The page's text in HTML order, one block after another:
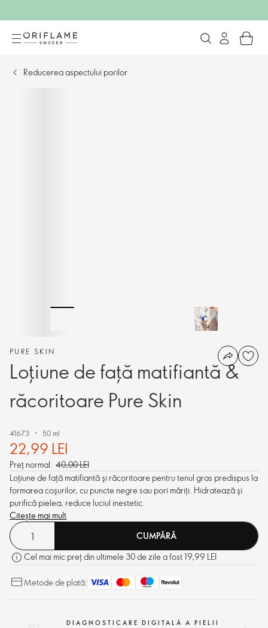
Reducerea aspectului porilor
PURE SKIN
Loţiune de faţă matifiantă &
răcoritoare Pure Skin
41673 50 ml
22,99 LEI
Preț normal: 40,00 LEI
Loţiune de faţă matifiantă şi răcoritoare pentru tenul gras predispus la
formarea coşurilor, cu puncte negre sau pori măriţi. Hidratează şi
purifică pielea, reduce luciul inestetic.
Citește mai mult
CUMPĂRĂ
Cel mai mic preț din ultimele 30 de zile a fost 19,99 LEI
Metode de plată:
DIAGNOSTICARE DIGITALĂ A PIELII